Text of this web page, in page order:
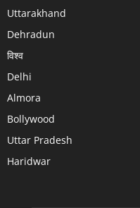
Uttarakhand
Dehradun
विश्व
Delhi
Almora
Bollywood
Uttar Pradesh
Haridwar